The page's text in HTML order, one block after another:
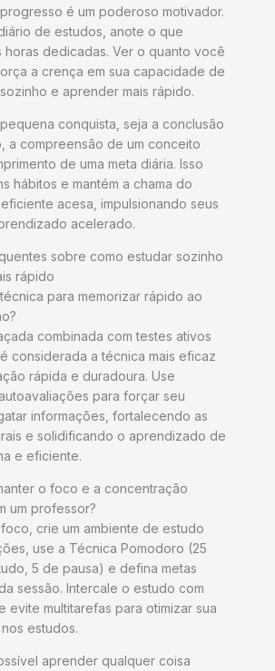
é um poderoso motivador.
de estudos, anote o que
horas dedicadas. Ver o quanto você
a crença em sua capacidade de
e aprender mais rápido.
conquista, seja a conclusão
a compreensão de um conceito
de uma meta diária. Isso
hábitos e mantém a chama do
acesa, impulsionando seus
acelerado.
sobre como estudar sozinho
rápido
para memorizar rápido ao
combinada com testes ativos
considerada a técnica mais eficaz
rápida e duradoura. Use
para forçar seu
informações, fortalecendo as
e solidificando o aprendizado de
e eficiente.
o foco e a concentração
um professor?
crie um ambiente de estudo
use a Técnica Pomodoro (25
5 de pausa) e defina metas
sessão. Intercale o estudo com
evite multitarefas para otimizar sua
estudos.
aprender qualquer coisa